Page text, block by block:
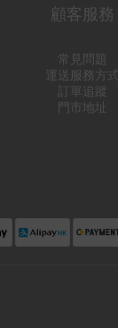
顧客服務
常見問題
運送服務方式
訂單追蹤
門市地址